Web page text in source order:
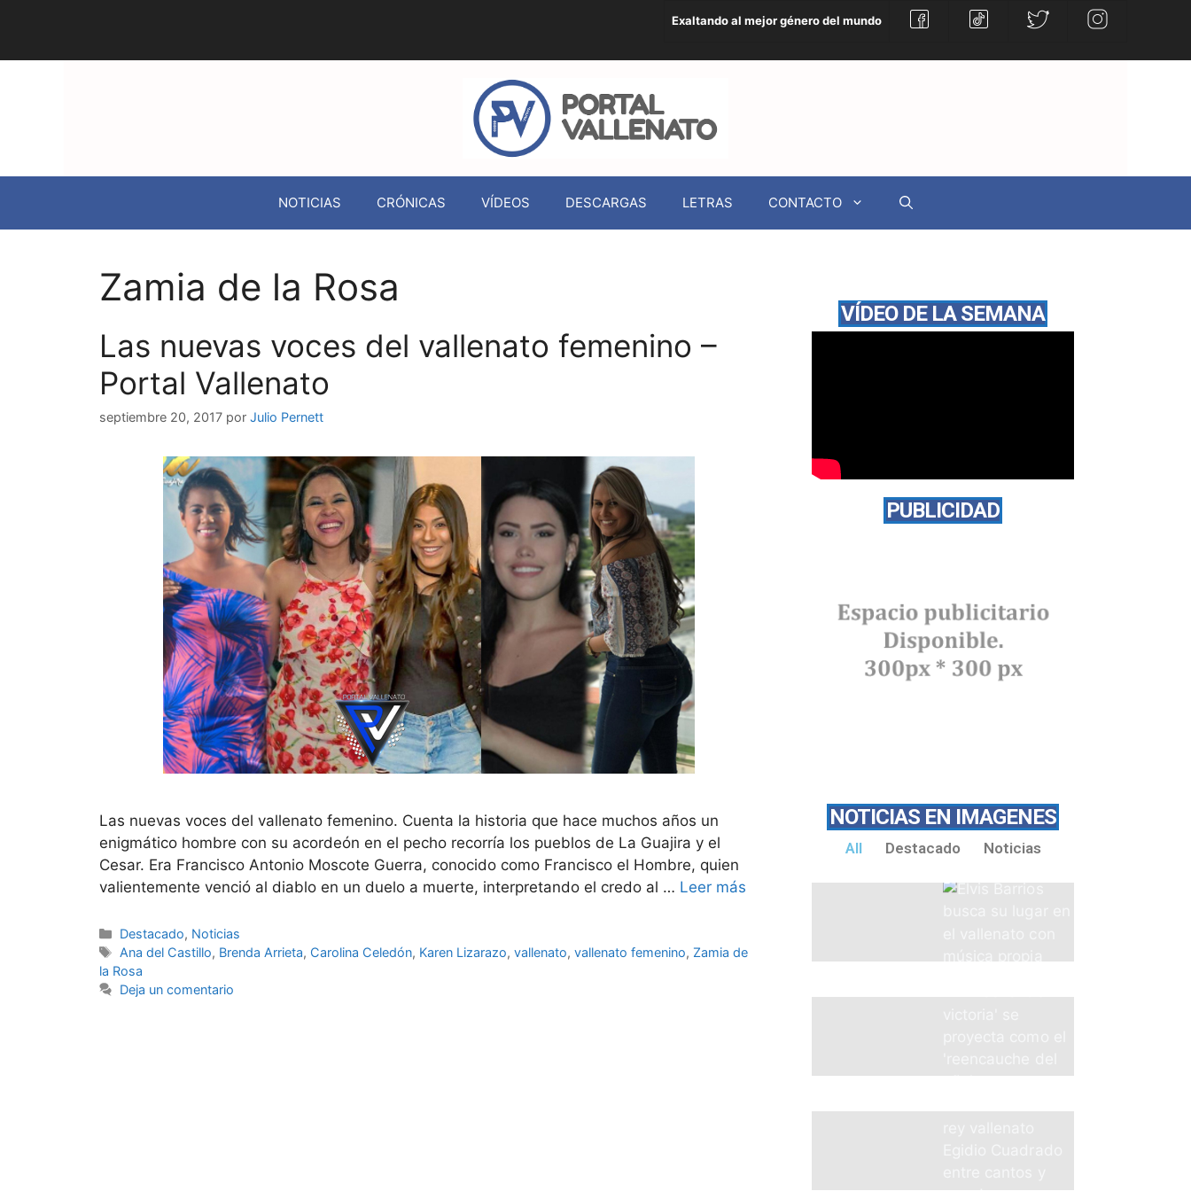
Exaltando al mejor género del mundo
NOTICIAS CRÓNICAS VÍDEOS DESCARGAS LETRAS CONTACTO
Zamia de la Rosa
Las nuevas voces del vallenato femenino –
Portal Vallenato
septiembre 20, 2017 por Julio Pernett
Las nuevas voces del vallenato femenino. Cuenta la historia que hace muchos años un
enigmático hombre con su acordeón en el pecho recorría los pueblos de La Guajira y el
Cesar. Era Francisco Antonio Moscote Guerra, conocido como Francisco el Hombre, quien
valientemente venció al diablo en un duelo a muerte, interpretando el credo al … Leer más
Destacado, Noticias
Ana del Castillo, Brenda Arrieta, Carolina Celedón, Karen Lizarazo,vallenato,vallenato femenino, Zamia de
la Rosa
Deja un comentario
VÍDEO DE LA SEMANA
PUBLICIDAD
NOTICIAS EN IMAGENES
All Destacado Noticias